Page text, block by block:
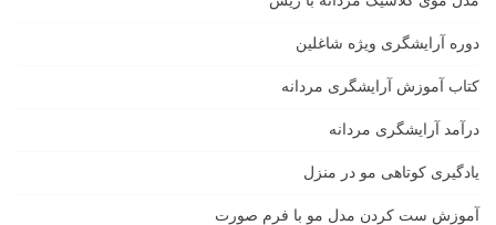
دوره آرایشگری ویژه شاغلین
کتاب آموزش آرایشگری مردانه
درآمد آرایشگری مردانه
یادگیری كوتاهى مو در منزل
آموزش ست كردن مدل مو با فرم صورت